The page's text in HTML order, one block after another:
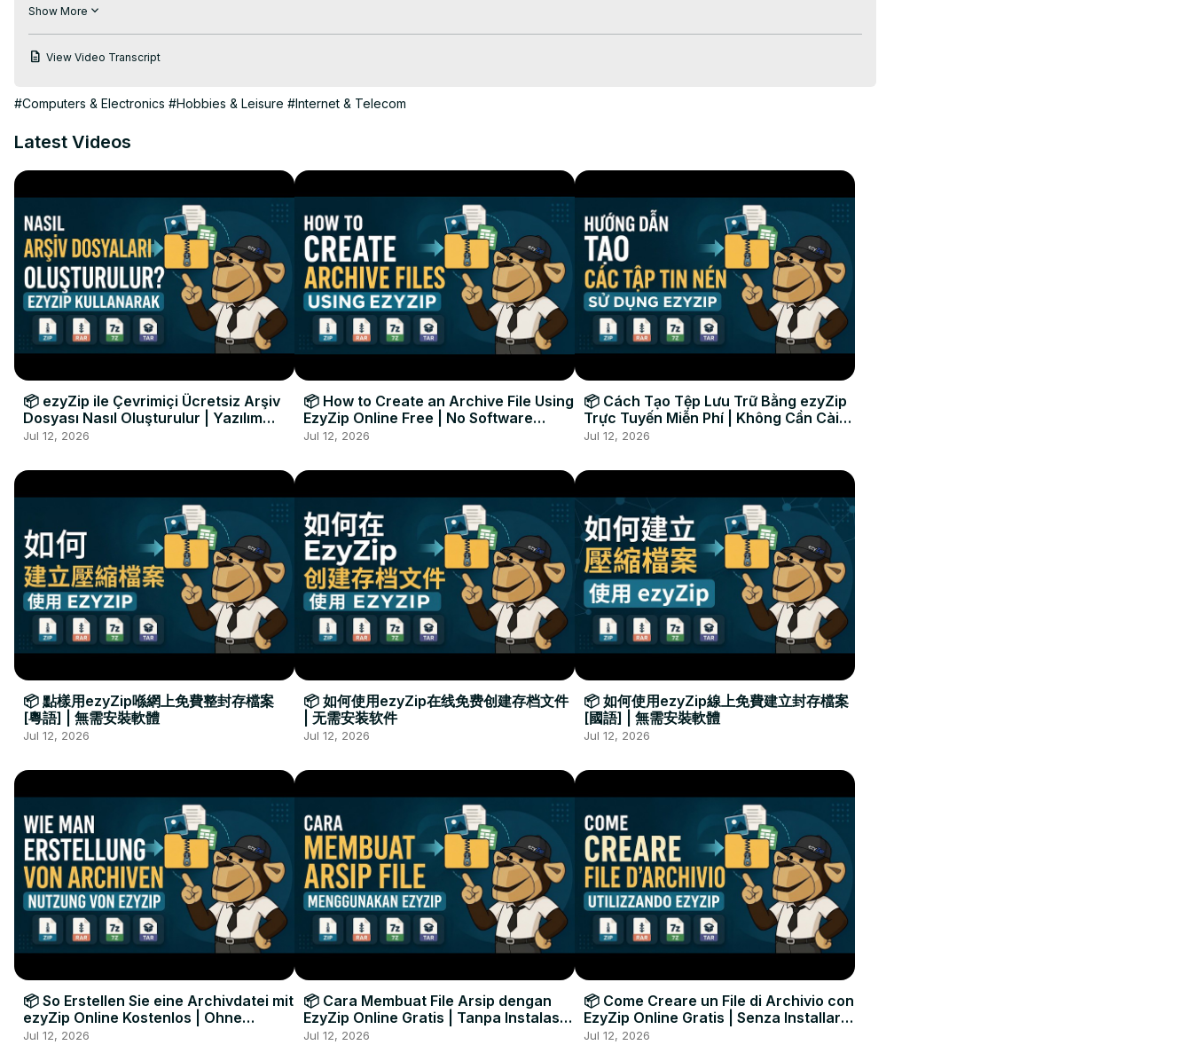
1. 「ZIPファイルを選択」
#MobileConverter #AndroidTips #iPhoneTricks #ZIP2MP4 #PhoneHacks #MobileApps #FilesOnTheGo #TechTips #Shorts
FACEBOOK: https://www.facebook.com/ezyzip/
PINTEREST: https://www.pinterest.com.au/ezyzip
Show More
View Video Transcript
#Computers & Electronics #Hobbies & Leisure #Internet & Telecom
Latest Videos
📦 ezyZip ile Çevrimiçi Ücretsiz Arşiv
Dosyası Nasıl Oluşturulur | Yazılım
Kurulumu Gerekmez
Jul 12, 2026
📦 How to Create an Archive File Using
EzyZip Online Free | No Software
Installation Required
Jul 12, 2026
📦 Cách Tạo Tệp Lưu Trữ Bằng ezyZip
Trực Tuyến Miễn Phí | Không Cần Cài
Đặt Phần Mềm
Jul 12, 2026
📦 點樣用ezyZip喺網上免費整封存檔案
[粵語] | 無需安裝軟體
Jul 12, 2026
📦 如何使用ezyZip在线免费创建存档文件
| 无需安装软件
Jul 12, 2026
📦 如何使用ezyZip線上免費建立封存檔案
[國語] | 無需安裝軟體
Jul 12, 2026
📦 So Erstellen Sie eine Archivdatei mit
ezyZip Online Kostenlos | Ohne
Softwareinstallation
Jul 12, 2026
📦 Cara Membuat File Arsip dengan
EzyZip Online Gratis | Tanpa Instalasi
Perangkat Lunak
Jul 12, 2026
📦 Come Creare un File di Archivio con
EzyZip Online Gratis | Senza Installare
Software
Jul 12, 2026